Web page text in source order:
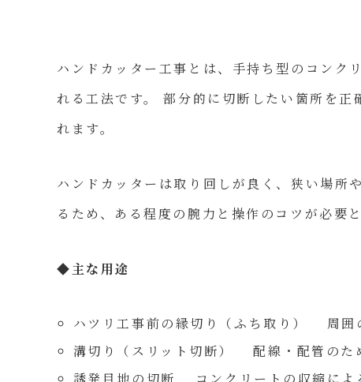
ハンドカッター工事とは、手持ち型のコンク
れる工法です。 部分的に切断したい箇所を
れます。
ハンドカッターは取り回しが良く、狭い場所
るため、ある程度の腕力と操作のコツが必要
◆主な用途
ハツリ工事前の縁切り（ふち取り） 周囲
溝切り（スリット切断） 配線・配管のた